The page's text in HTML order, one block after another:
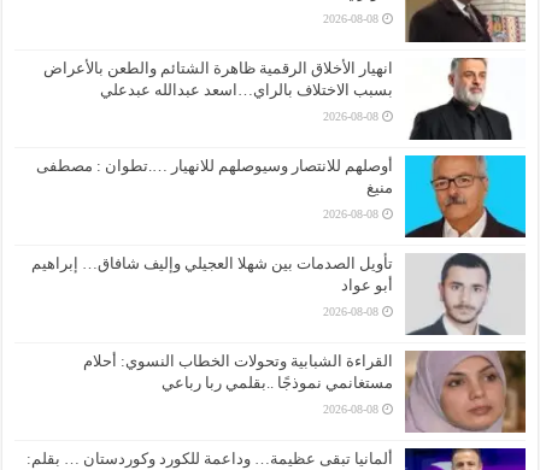
2026-08-08
انهيار الأخلاق الرقمية ظاهرة الشتائم والطعن بالأعراض
بسبب الاختلاف بالراي…اسعد عبدالله عبدعلي
2026-08-08
أوصلهم للانتصار وسيوصلهم للانهيار ….تطوان : مصطفى
منيغ
2026-08-08
تأويل الصدمات بين شهلا العجيلي وإليف شافاق… إبراهيم
أبو عواد
2026-08-08
القراءة الشبابية وتحولات الخطاب النسوي: أحلام
مستغانمي نموذجًا ..بقلمي ربا رباعي
2026-08-08
ألمانيا تبقى عظيمة… وداعمة للكورد وكوردستان … بقلم: